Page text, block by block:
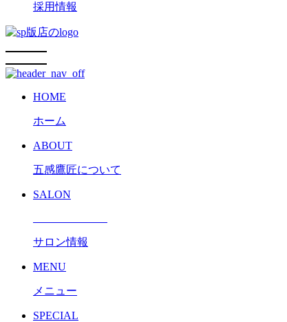
採用情報
HOME
ホーム
ABOUT
五感鷹匠について
SALON
サロン情報
MENU
メニュー
SPECIAL